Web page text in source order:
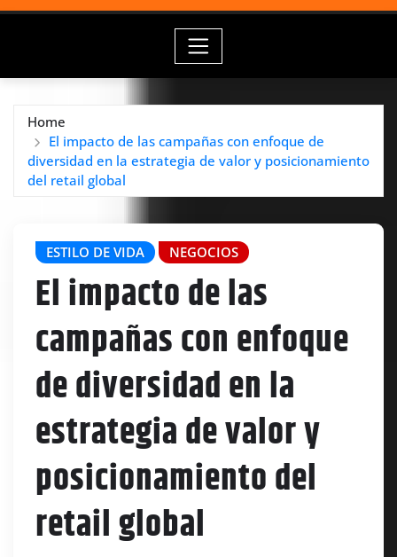
Home
El impacto de las campañas con enfoque de
diversidad en la estrategia de valor y posicionamiento
del retail global
ESTILO DE VIDA NEGOCIOS
El impacto de las
campañas con enfoque
de diversidad en la
estrategia de valor y
posicionamiento del
retail global